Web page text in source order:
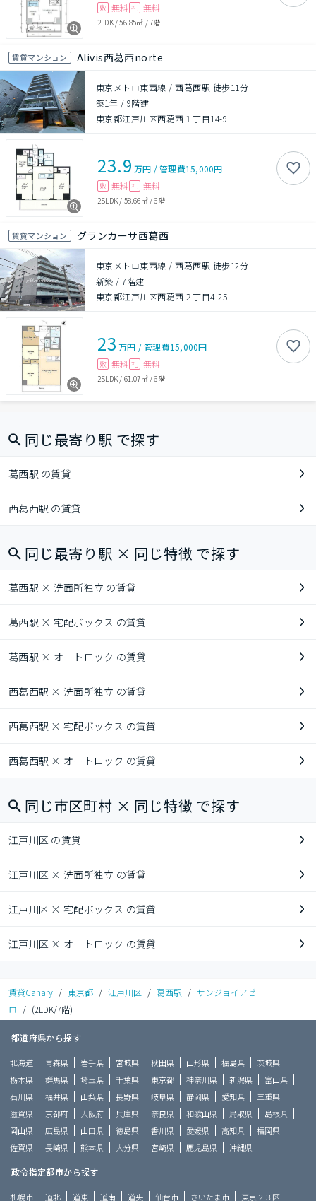
敷 無料 礼 無料
2LDK/56.85㎡ /7階
賃貸マンション Alivis西葛西norte
東京メトロ東西線 / 西葛西駅 徒歩11分
築1年 / 9階建
東京都江戸川区西葛西１丁目14-9
23.9 万円 /管理費15,000円
敷 無料 礼 無料
2SLDK / 58.66㎡/6階
賃貸マンション グランカーサ西葛西
東京メトロ東西線 / 西葛西駅 徒歩12分
新築 /7階建
東京都江戸川区西葛西２丁目4-25
23 万円 /管理費15,000円
敷 無料 礼 無料
2SLDK / 61.07㎡/6階
同じ最寄り駅 で探す
葛西駅 の賃貸
西葛西駅 の賃貸
同じ最寄り駅 × 同じ特徴 で探す
葛西駅 × 洗面所独立 の賃貸
葛西駅 × 宅配ボックス の賃貸
葛西駅 × オートロック の賃貸
西葛西駅 × 洗面所独立 の賃貸
西葛西駅 × 宅配ボックス の賃貸
西葛西駅 × オートロック の賃貸
同じ市区町村 × 同じ特徴 で探す
江戸川区 の賃貸
江戸川区 × 洗面所独立 の賃貸
江戸川区 × 宅配ボックス の賃貸
江戸川区 × オートロック の賃貸
賃貸Canary / 東京都 / 江戸川区 / 葛西駅 / サンジョイアゼ
ロ / (2LDK/7階)
都道府県から探す
北海道 青森県 岩手県 宮城県 秋田県 山形県 福島県
茨城県
栃木県
群馬県 埼玉県 千葉県 東京都 神奈川県 新潟県
富山県
石川県
福井県 山梨県 長野県 岐阜県 静岡県 愛知県
三重県
滋賀県
京都府 大阪府 兵庫県 奈良県 和歌山県 鳥取県
島根県
岡山県
広島県 山口県 徳島県 香川県 愛媛県 高知県
福岡県
佐賀県
長崎県 熊本県 大分県 宮崎県 鹿児島県 沖縄県
政令指定都市から探す
札幌市 道北 道東 道南 道央 仙台市 さいたま市 東京２３区